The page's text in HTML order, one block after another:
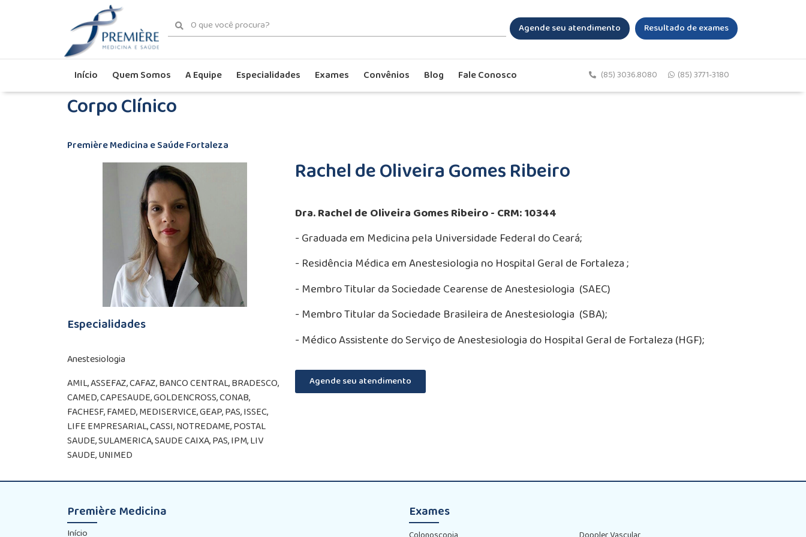
Agende seu atendimento Resultado de exames
Início Quem Somos A Equipe Especialidades Exames Convênios Blog Fale Conosco (85) 3036.8080 (85) 3771-3180
Corpo Clínico
Première Medicina e Saúde Fortaleza
Especialidades
Anestesiologia
AMIL, ASSEFAZ, CAFAZ, BANCO CENTRAL, BRADESCO,
CAMED, CAPESAUDE, GOLDENCROSS, CONAB,
FACHESF, FAMED, MEDISERVICE, GEAP, PAS, ISSEC,
LIFE EMPRESARIAL, CASSI, NOTREDAME, POSTAL
SAUDE, SULAMERICA, SAUDE CAIXA, PAS, IPM, LIV
SAUDE, UNIMED
Rachel de Oliveira Gomes Ribeiro
Dra. Rachel de Oliveira Gomes Ribeiro - CRM: 10344
- Graduada em Medicina pela Universidade Federal do Ceará;
- Residência Médica em Anestesiologia no Hospital Geral de Fortaleza ;
- Membro Titular da Sociedade Cearense de Anestesiologia (SAEC)
- Membro Titular da Sociedade Brasileira de Anestesiologia (SBA);
- Médico Assistente do Serviço de Anestesiologia do Hospital Geral de Fortaleza (HGF);
Agende seu atendimento
Première Medicina
Início
Exames